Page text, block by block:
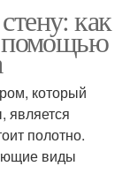
как
помощью
который
является
полотно.
виды